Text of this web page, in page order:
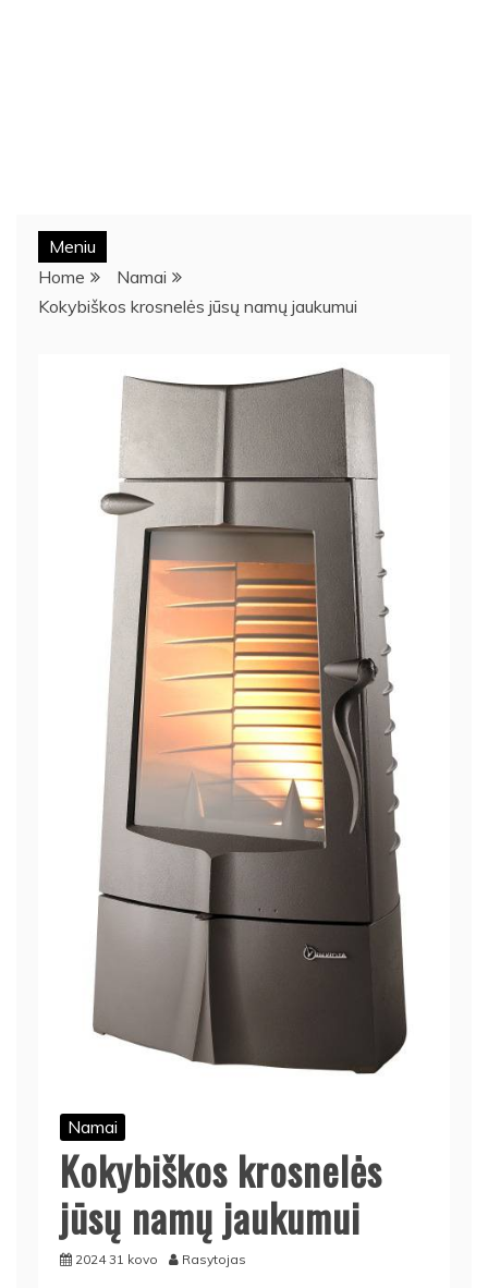
Meniu
Home
Namai
Kokybiškos krosnelės jūsų namų jaukumui
Namai
Kokybiškos krosnelės
jūsų namų jaukumui
2024 31 kovo Rasytojas